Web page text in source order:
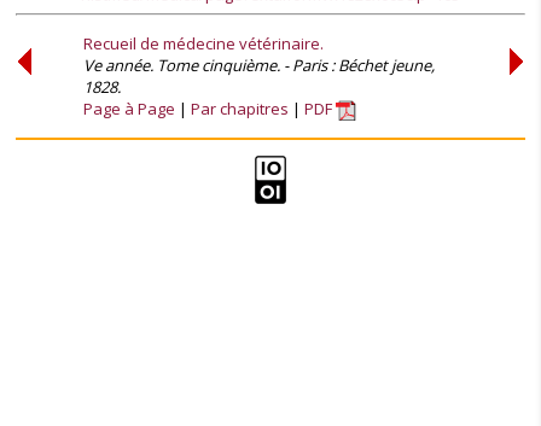
Recueil de médecine vétérinaire.
Ve année. Tome cinquième. - Paris : Béchet jeune,
1828.
Page à Page
Par chapitres PDF